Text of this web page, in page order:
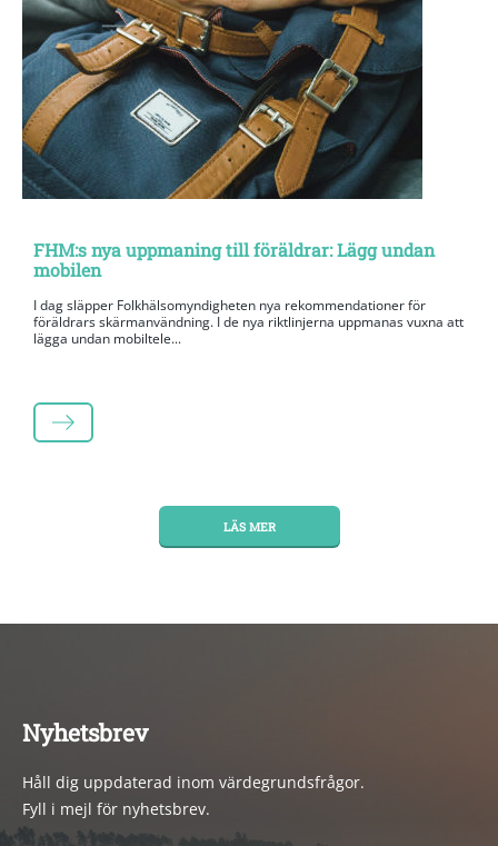
FHM:s nya uppmaning till föräldrar: Lägg undan
mobilen
I dag släpper Folkhälsomyndigheten nya rekommendationer för
föräldrars skärmanvändning. I de nya riktlinjerna uppmanas vuxna att
lägga undan mobiltele...
LÄS MER
LÄS MER
Nyhetsbrev
Håll dig uppdaterad inom värdegrundsfrågor.
Fyll i mejl för nyhetsbrev.